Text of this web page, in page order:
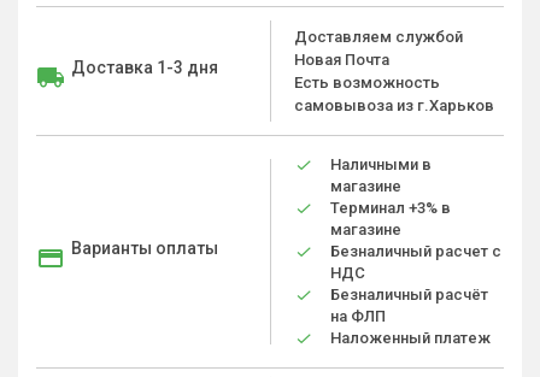
Доставка 1-3 дня
Доставляем службой
Новая Почта
Есть возможность
самовывоза из г.Харьков
Варианты оплаты
Наличными в
магазине
Терминал +3% в
магазине
Безналичный расчет с
НДС
Безналичный расчёт
на ФЛП
Наложенный платеж